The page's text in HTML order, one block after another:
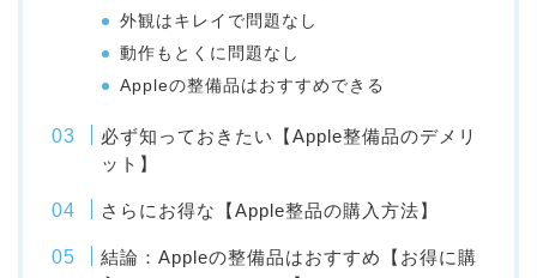
外観はキレイで問題なし
動作もとくに問題なし
Appleの整備品はおすすめできる
必ず知っておきたい【Apple整備品のデメリ
ット】
さらにお得な【Apple整品の購入方法】
結論：Appleの整備品はおすすめ【お得に購